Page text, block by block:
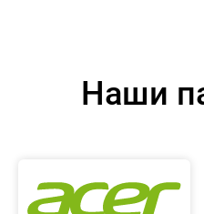
Наши